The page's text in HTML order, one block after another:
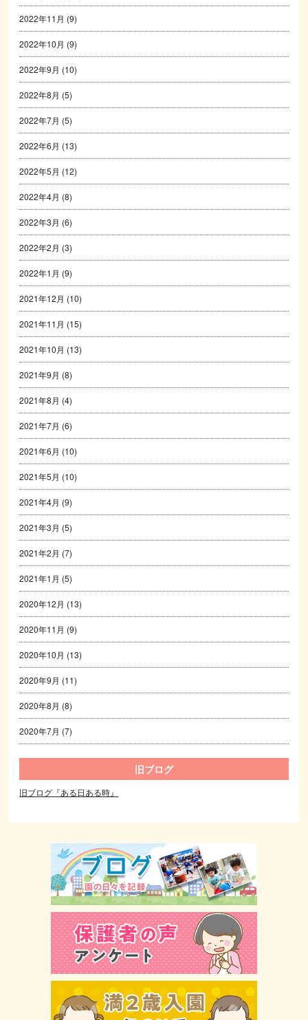
2022年11月 (9)
2022年10月 (9)
2022年9月 (10)
2022年8月 (5)
2022年7月 (5)
2022年6月 (13)
2022年5月 (12)
2022年4月 (8)
2022年3月 (6)
2022年2月 (3)
2022年1月 (9)
2021年12月 (10)
2021年11月 (15)
2021年10月 (13)
2021年9月 (8)
2021年8月 (4)
2021年7月 (6)
2021年6月 (10)
2021年5月 (10)
2021年4月 (9)
2021年3月 (5)
2021年2月 (7)
2021年1月 (5)
2020年12月 (13)
2020年11月 (9)
2020年10月 (13)
2020年9月 (11)
2020年8月 (8)
2020年7月 (7)
旧ブログ
旧ブログ『ある日ある時』